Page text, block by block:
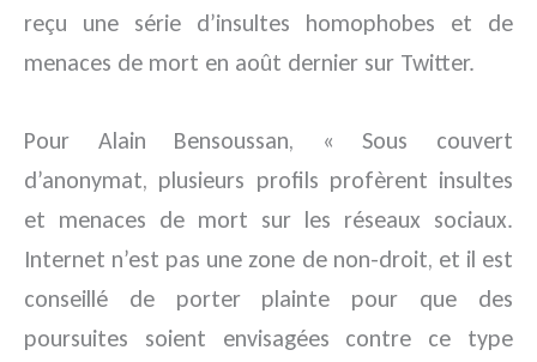
reçu une série d’insultes homophobes et de
menaces de mort en août dernier sur Twitter.
Pour Alain Bensoussan, « Sous couvert
d’anonymat, plusieurs profils profèrent insultes
et menaces de mort sur les réseaux sociaux.
Internet n’est pas une zone de non-droit, et il est
conseillé de porter plainte pour que des
poursuites soient envisagées contre ce type